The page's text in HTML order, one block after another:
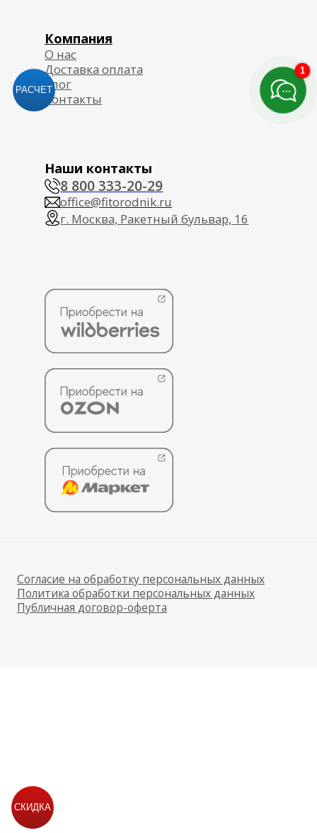
СКИДКА
РАСЧЕТ
1